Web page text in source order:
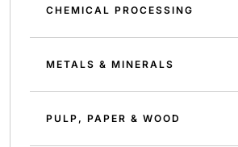
CHEMICAL PROCESSING
METALS & MINERALS
PULP, PAPER & WOOD